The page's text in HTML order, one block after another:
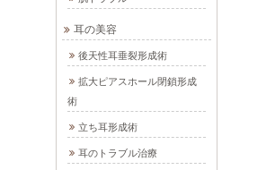
耳の美容
後天性耳垂裂形成術
拡大ピアスホール閉鎖形成
術
立ち耳形成術
耳のトラブル治療